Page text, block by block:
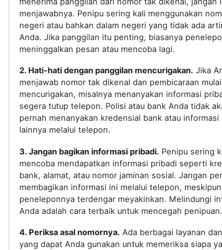
menjawabnya. Penipu sering kali menggunakan
negeri atau bahkan dalam negeri yang tidak ada
Anda. Jika panggilan itu penting, biasanya
meninggalkan pesan atau mencoba lagi.
2. Hati-hati dengan panggilan mencurigakan. Jika
menjawab nomor tak dikenal dan pembicaraan mulai
mencurigakan, misalnya menanyakan informasi
segera tutup telepon. Polisi atau bank Anda tidak
pernah menanyakan kredensial bank atau
lainnya melalui telepon.
3. Jangan bagikan informasi pribadi. Penipu sering
mencoba mendapatkan informasi pribadi seperti
bank, alamat, atau nomor jaminan sosial. Jangan
membagikan informasi ini melalui telepon, meskipun
peneleponnya terdengar meyakinkan. Melindungi
Anda adalah cara terbaik untuk mencegah penipuan.
4. Periksa asal nomornya. Ada berbagai layanan
yang dapat Anda gunakan untuk memeriksa siapa